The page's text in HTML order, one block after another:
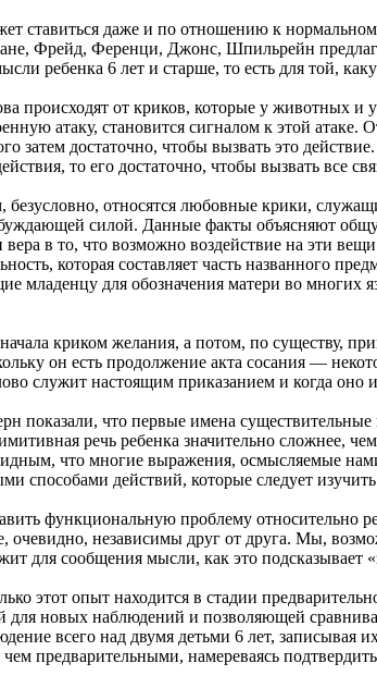
ставиться даже и по отношению к
Фрейд, Ференци, Джонс, Шпильрейн
ребенка 6 лет и старше, то есть для той,
происходят от криков, которые у животных
атаку, становится сигналом к этой
затем достаточно, чтобы вызвать это
то его достаточно, чтобы вызвать все
относятся любовные крики,
силой. Данные факты объясняют
в то, что возможно воздействие на эти
которая составляет часть названного
младенцу для обозначения матери во многих
криком желания, а потом, по существу,
он есть продолжение акта сосания —
служит настоящим приказанием и когда оно
показали, что первые имена
речь ребенка значительно сложнее,
что многие выражения, осмысляемые
способами действий, которые следует
функциональную проблему относительно
очевидно, независимы друг от друга. Мы,
для сообщения мысли, как это подсказывает
этот опыт находится в стадии
для новых наблюдений и позволяющей
всего над двумя детьми 6 лет,
предварительными, намереваясь